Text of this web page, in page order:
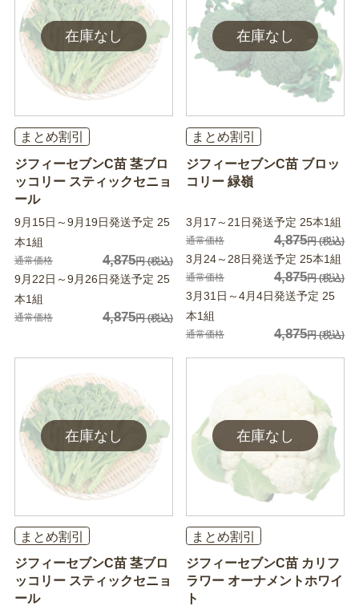
まとめ割引
ジフィーセブンC苗 茎ブロ
ッコリー スティックセニョ
ール
9月15日～9月19日発送予定 25
本1組
通常価格 4,875円(税込)
9月22日～9月26日発送予定 25
本1組
通常価格 4,875円(税込)
まとめ割引
ジフィーセブンC苗 ブロッ
コリー 緑嶺
3月17～21日発送予定 25本1組
通常価格 4,875円(税込)
3月24～28日発送予定 25本1組
通常価格 4,875円(税込)
3月31日～4月4日発送予定 25
本1組
通常価格 4,875円(税込)
まとめ割引
ジフィーセブンC苗 茎ブロ
ッコリー スティックセニョ
ール
まとめ割引
ジフィーセブンC苗 カリフ
ラワー オーナメントホワイ
ト